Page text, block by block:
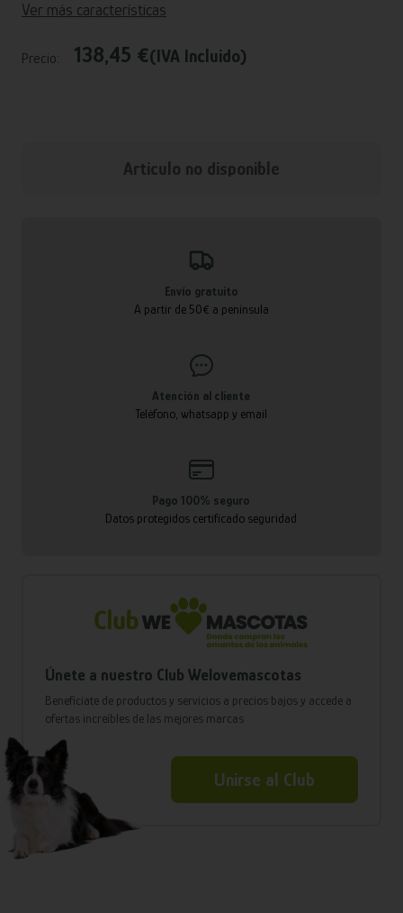
Ver más características
Precio: 138,45 €(IVA Incluido)
Articulo no disponible
Envío gratuito
A partir de 50€ a península
Atención al cliente
Teléfono, whatsapp y email
Pago 100% seguro
Datos protegidos certificado seguridad
Únete a nuestro Club Welovemascotas
Benefíciate de productos y servicios a precios bajos y accede a
ofertas increíbles de las mejores marcas
Unirse al Club